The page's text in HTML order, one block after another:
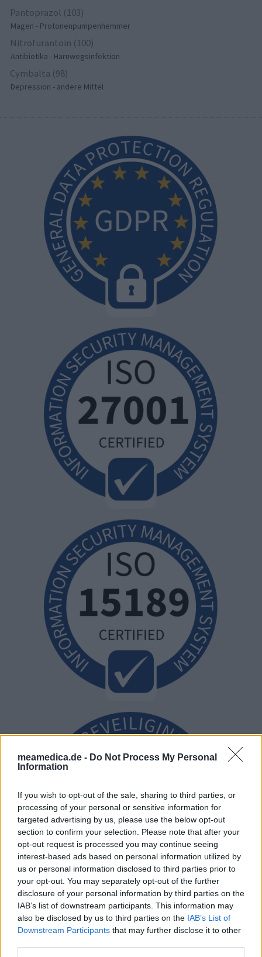
meamedica.de - Do Not Process My Personal
Information
If you wish to opt-out of the sale, sharing to third parties, or
processing of your personal or sensitive information for
targeted advertising by us, please use the below opt-out
section to confirm your selection. Please note that after your
opt-out request is processed you may continue seeing
interest-based ads based on personal information utilized by
us or personal information disclosed to third parties prior to
your opt-out. You may separately opt-out of the further
disclosure of your personal information by third parties on the
IAB’s list of downstream participants. This information may
also be disclosed by us to third parties on the IAB’s List of
Downstream Participants that may further disclose it to other
Pantoprazol (103)
Magen - Protonenpumpenhemmer
Nitrofurantoin (100)
Antibiotika - Harnwegsinfektion
Cymbalta (98)
Depression - andere Mittel